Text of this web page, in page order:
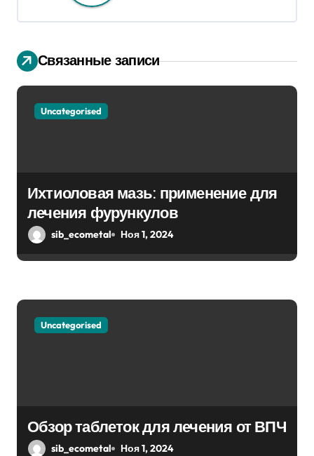
ц
и
я
п
п
и
я
Связанные записи
Uncategorised
Ихтиоловая мазь: применение для
лечения фурункулов
sib_ecometal Ноя 1, 2024
Uncategorised
Обзор таблеток для лечения от ВПЧ
sib_ecometal Ноя 1, 2024